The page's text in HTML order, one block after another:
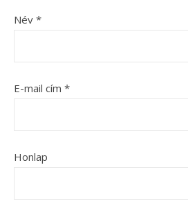
Név *
E-mail cím *
Honlap